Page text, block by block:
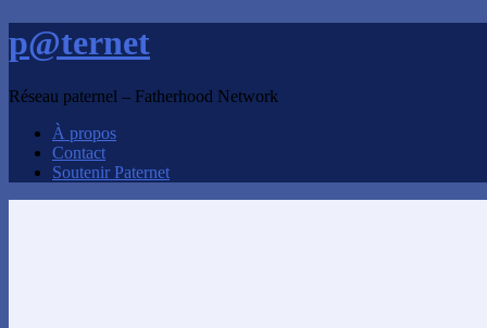
p@ternet
Réseau paternel – Fatherhood Network
À propos
Contact
Soutenir Paternet